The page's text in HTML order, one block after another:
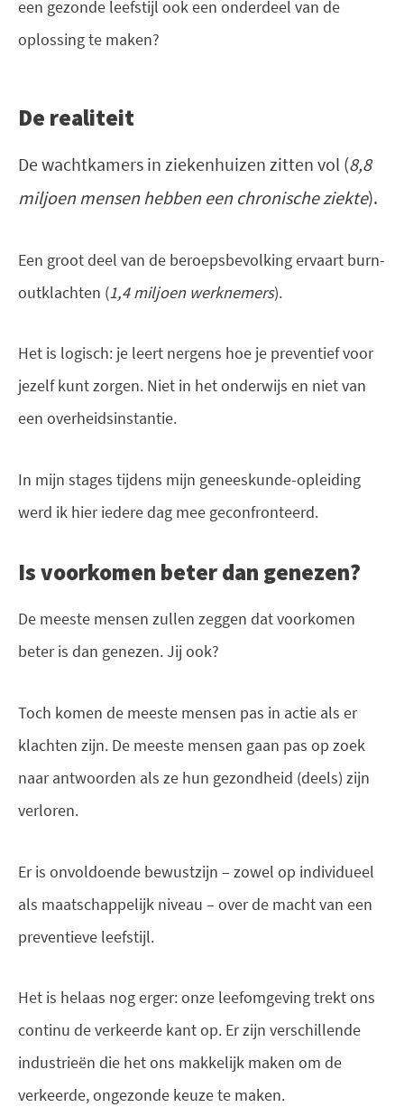
een gezonde leefstijl ook een onderdeel van de
oplossing te maken?
De realiteit
De wachtkamers in ziekenhuizen zitten vol (8,8
miljoen mensen hebben een chronische ziekte).
Een groot deel van de beroepsbevolking ervaart burn-
outklachten (1,4 miljoen werknemers).
Het is logisch: je leert nergens hoe je preventief voor
jezelf kunt zorgen. Niet in het onderwijs en niet van
een overheidsinstantie.
In mijn stages tijdens mijn geneeskunde-opleiding
werd ik hier iedere dag mee geconfronteerd.
Is voorkomen beter dan genezen?
De meeste mensen zullen zeggen dat voorkomen
beter is dan genezen. Jij ook?
Toch komen de meeste mensen pas in actie als er
klachten zijn. De meeste mensen gaan pas op zoek
naar antwoorden als ze hun gezondheid (deels) zijn
verloren.
Er is onvoldoende bewustzijn – zowel op individueel
als maatschappelijk niveau – over de macht van een
preventieve leefstijl.
Het is helaas nog erger: onze leefomgeving trekt ons
continu de verkeerde kant op. Er zijn verschillende
industrieën die het ons makkelijk maken om de
verkeerde, ongezonde keuze te maken.